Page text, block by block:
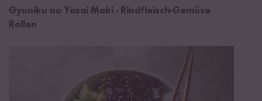
Gyuniku no Yasai Maki - Rindfleisch-Gemüse
Rollen